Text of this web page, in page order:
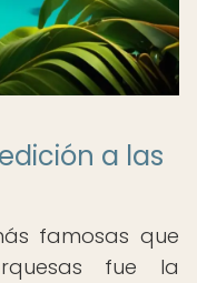
a las
famosas que
fue la